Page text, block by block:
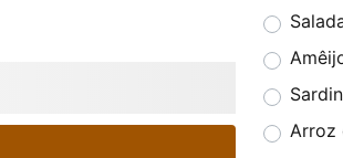
Arroz